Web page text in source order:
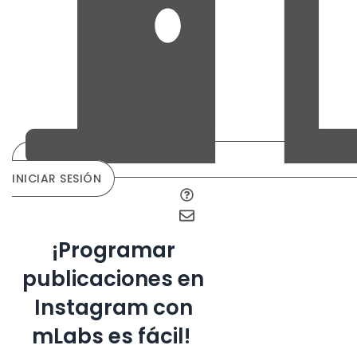
INICIAR SESIÓN
¡Programar
publicaciones en
Instagram con
mLabs es fácil!